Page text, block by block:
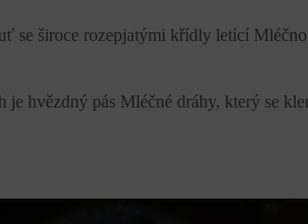
se široce rozepjatými křídly letící
hvězdný pás Mléčné dráhy, který se